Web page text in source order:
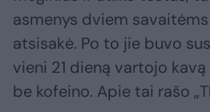
asmenys dviem
atsisakė. Po to jie buvo
vieni 21 dieną vartojo
be kofeino. Apie tai rašo